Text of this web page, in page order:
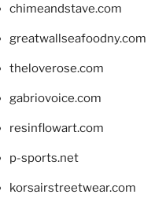
chimeandstave.com
greatwallseafoodny.com
theloverose.com
gabriovoice.com
resinflowart.com
p-sports.net
korsairstreetwear.com